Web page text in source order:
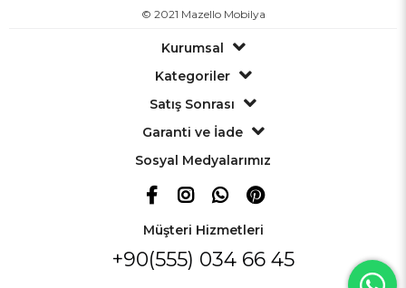
© 2021 Mazello Mobilya
Kurumsal
Kategoriler
Satış Sonrası
Garanti ve İade
Sosyal Medyalarımız
Müşteri Hizmetleri
+90(555) 034 66 45